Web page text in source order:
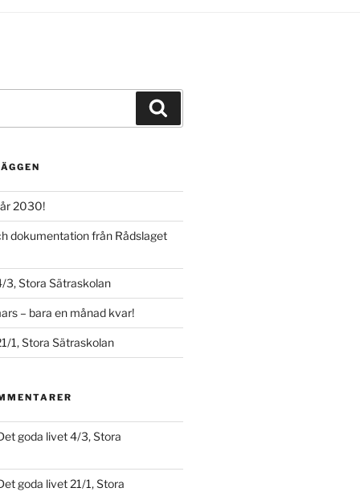
2030!
dokumentation från Rådslaget
3, Stora Sätraskolan
– bara en månad kvar!
1, Stora Sätraskolan
goda livet 4/3, Stora
goda livet 21/1, Stora